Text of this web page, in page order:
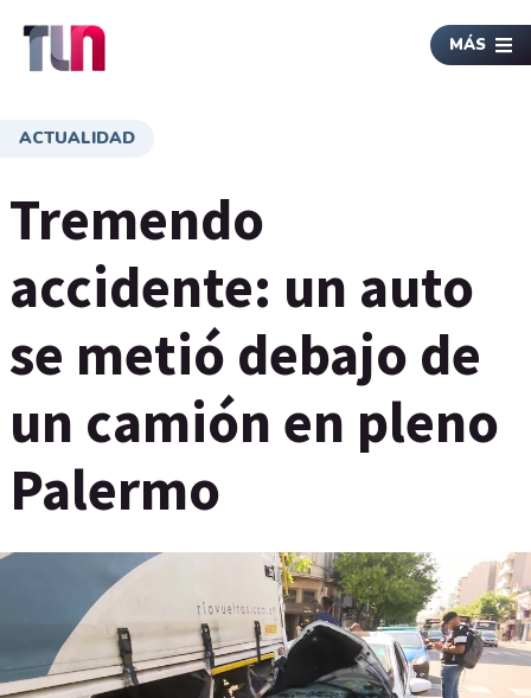
MÁS
ACTUALIDAD
Tremendo
accidente: un auto
se metió debajo de
un camión en pleno
Palermo